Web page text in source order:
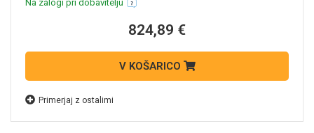
Na zalogi pri dobavitelju
824,89 €
V KOŠARICO
Primerjaj z ostalimi